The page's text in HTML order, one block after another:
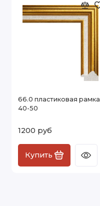
66.0 пластиковая рамка
40-50
1200 руб
Купить